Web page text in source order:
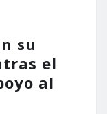
su
el
al